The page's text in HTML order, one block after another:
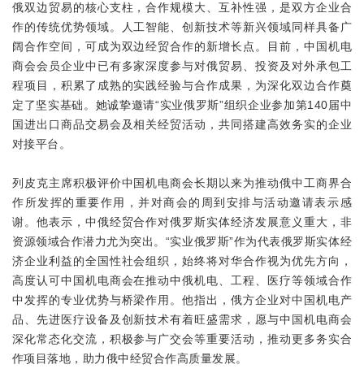
俄双边贸易的核心支柱，合作规模大、互补性强，是双方企业合
作的传统优势领域。人工智能、创新技术等新兴领域同样具备广
阔合作空间，可成为双边经贸合作的新增长点。目前，中国机电
商会会员企业中已有多家深度参与对俄贸易、投资及对外承包工
程项目，积累了成熟的实践经验与合作成果，为深化双边合作奠
定了坚实基础。她诚挚邀请“实业俄罗斯”组织企业参加第140届中
国进出口商品交易会及相关经贸活动，共同搭建高效务实的企业
对接平台。
列皮克主席积极评价中国机电商会长期以来为推动俄中工商界合
作所发挥的重要作用，并对商会的周到安排与活动邀请表示感
谢。他表示，中俄经贸合作对俄罗斯实体经济发展意义重大，非
资源领域合作潜力尤为突出。“实业俄罗斯”作为代表俄罗斯实体经
济企业利益的全国性社会组织，始终将对华合作视为优先方向，
高度认可中国机电商会在推动中俄机电、工程、医疗等领域合作
中发挥的专业优势与桥梁作用。他指出，俄方企业对中国机电产
品、先进医疗设备及创新技术有着旺盛需求，愿与中国机电商会
深化常态化交流，积极参与广交会等重要活动，推动更多务实合
作项目落地，助力俄中经贸合作高质量发展。